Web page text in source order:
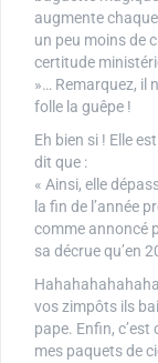
augmente
un peu moins de
certitude
»… Remarquez, il
folle la guêpe !
Eh bien si ! Elle
dit que :
« Ainsi, elle
la fin de l’année
comme annoncé
sa décrue qu’en
vos zimpôts ils
pape. Enfin,
mes paquets de